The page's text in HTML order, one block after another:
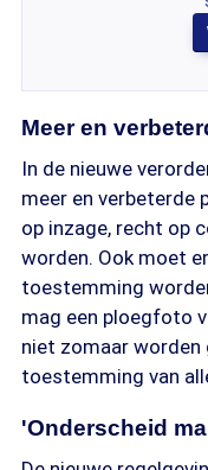
Meer en
In de nieuwe
meer en verbeterde
op inzage, recht op
worden. Ook moet
toestemming
mag een ploegfoto
niet zomaar worden
toestemming van
'Onderscheid